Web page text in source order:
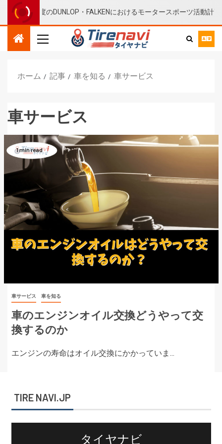
、2022年度のDUNLOP・FALKENにおけるモータースポーツ活動計画
ホーム 記事 車を知る 車サービス
車サービス
1 min read
車サービス 車を知る
車のエンジンオイル交換どうやって交
換するのか
エンジンの寿命はオイル交換にかかっていま...
TIRE NAVI.JP
タイヤナビ